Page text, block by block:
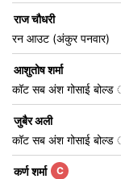
राज चौधरी
रन आउट (अंकुर पनवार)
आशुतोष शर्मा
कॉट सब अंश गोसाई
जुबैर अली
कॉट सब अंश गोसाई
कर्ण शर्मा C